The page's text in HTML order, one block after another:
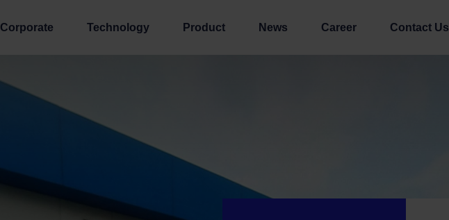
Corporate Technology Product News Career Contact Us